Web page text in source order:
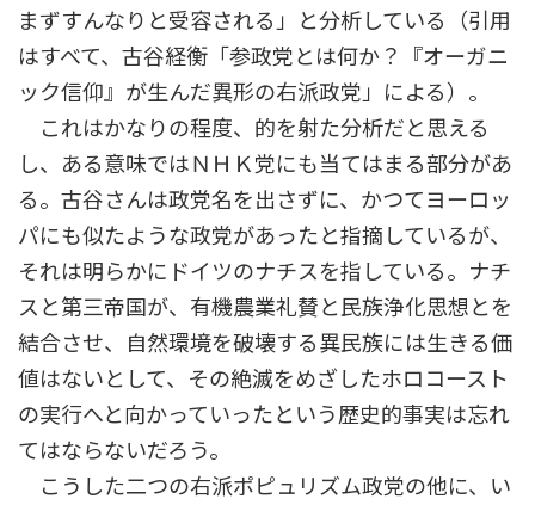
まずすんなりと受容される」と分析している（引用
はすべて、古谷経衡「参政党とは何か？『オーガニ
ック信仰』が生んだ異形の右派政党」による）。
これはかなりの程度、的を射た分析だと思える
し、ある意味ではＮＨＫ党にも当てはまる部分があ
る。古谷さんは政党名を出さずに、かつてヨーロッ
パにも似たような政党があったと指摘しているが、
それは明らかにドイツのナチスを指している。ナチ
スと第三帝国が、有機農業礼賛と民族浄化思想とを
結合させ、自然環境を破壊する異民族には生きる価
値はないとして、その絶滅をめざしたホロコースト
の実行へと向かっていったという歴史的事実は忘れ
てはならないだろう。
こうした二つの右派ポピュリズム政党の他に、い